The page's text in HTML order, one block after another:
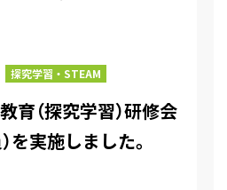
探究学習・STEAM
育（探究学習）研修会
を実施しました。